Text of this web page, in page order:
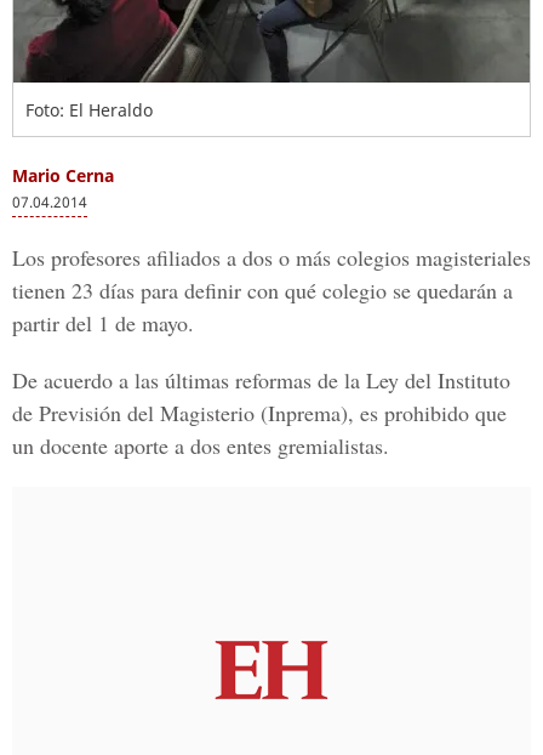
Foto: El Heraldo
Mario Cerna
07.04.2014
Los profesores afiliados a dos o más colegios magisteriales
tienen 23 días para definir con qué colegio se quedarán a
partir del 1 de mayo.
De acuerdo a las últimas reformas de la Ley del Instituto
de Previsión del Magisterio (Inprema), es prohibido que
un docente aporte a dos entes gremialistas.